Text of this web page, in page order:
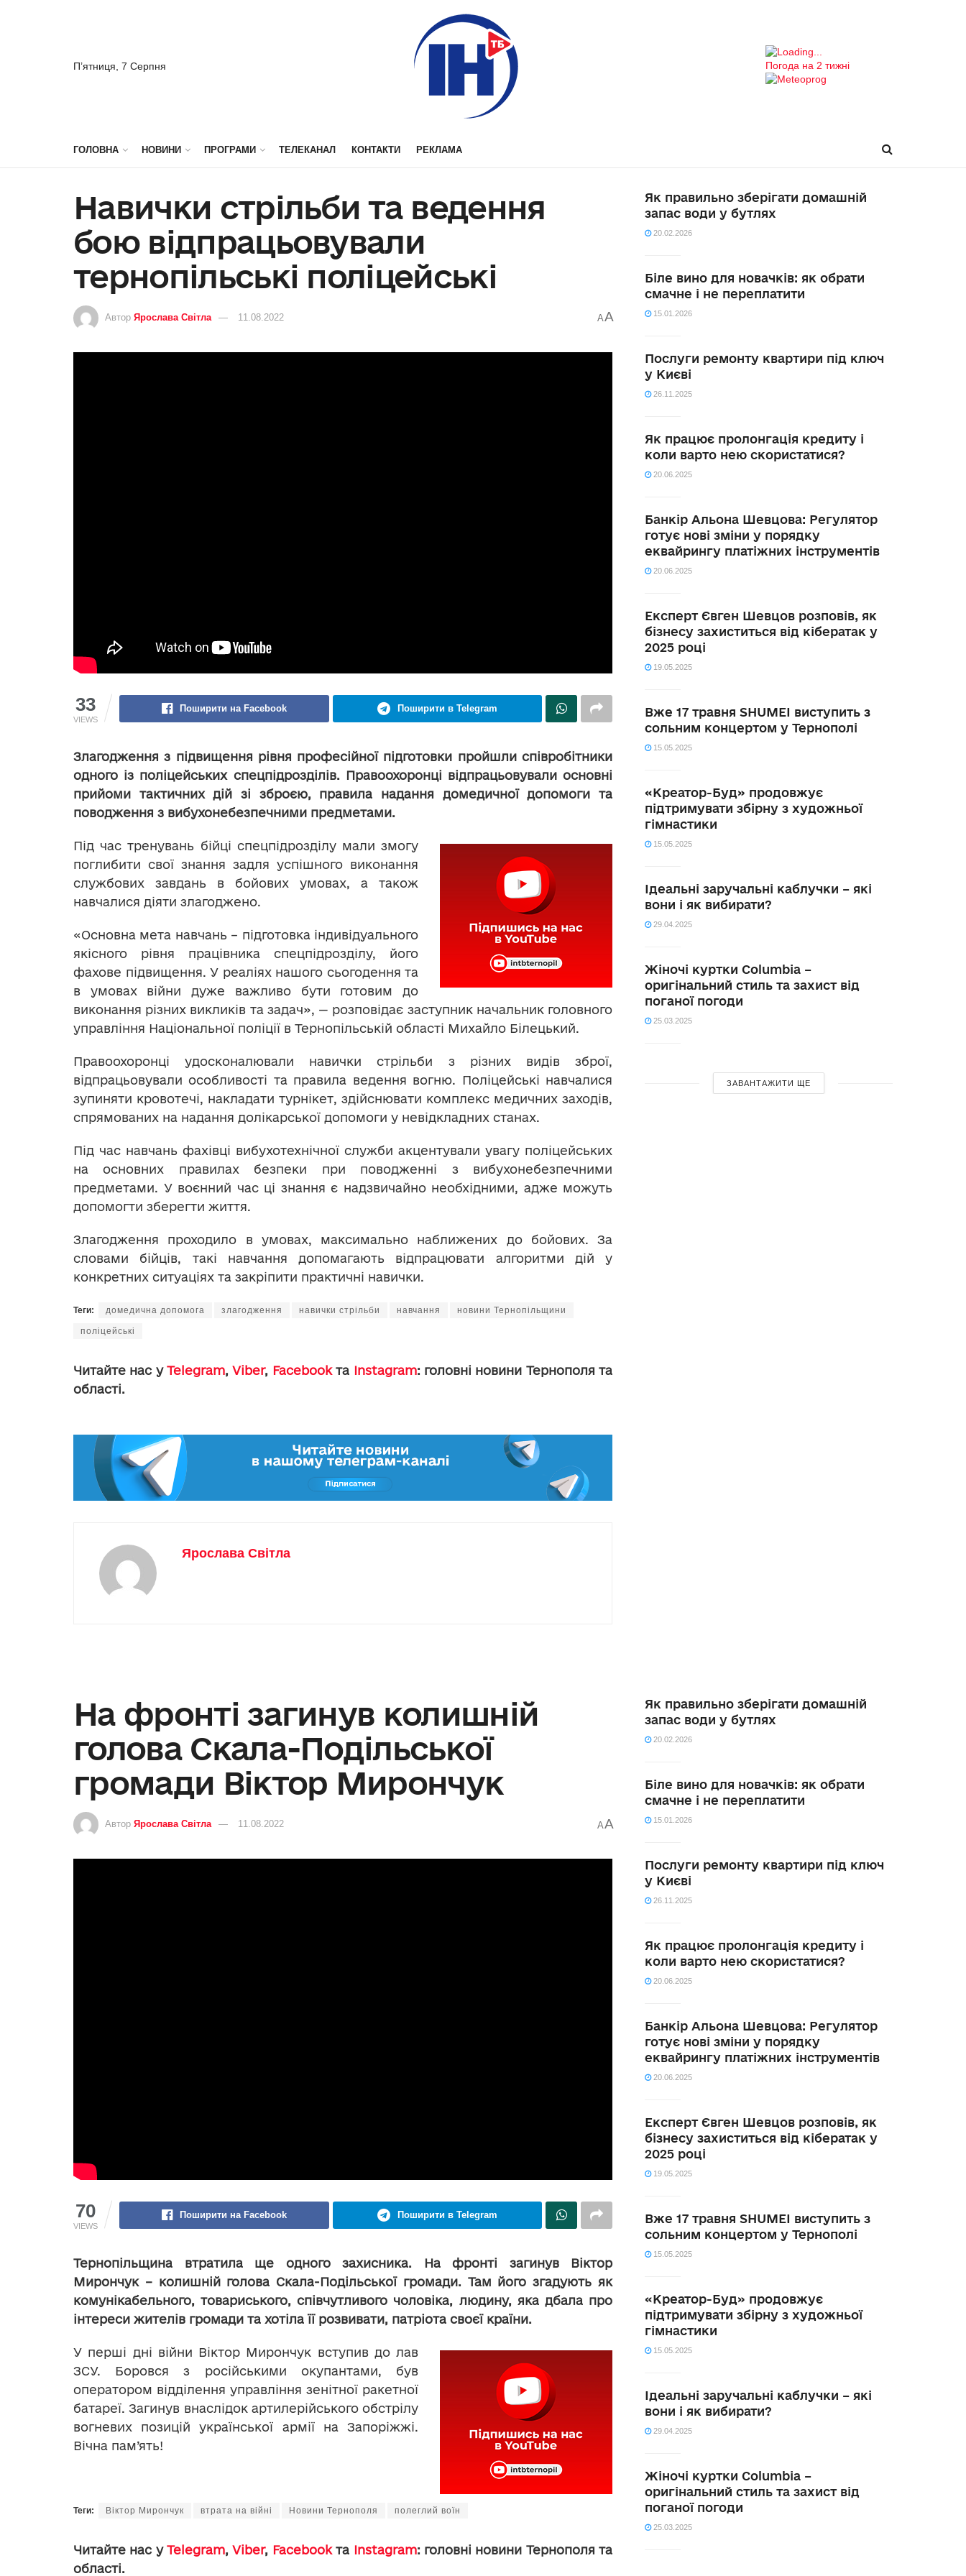
П’ятниця, 7 Серпня Погода на 2 тижні
ГОЛОВНА НОВИНИ ПРОГРАМИ ТЕЛЕКАНАЛ КОНТАКТИ РЕКЛАМА
Навички стрільби та ведення
бою відпрацьовували
тернопільські поліцейські
Автор Ярослава Світла 11.08.2022 AA
33
VIEWS
Поширити на Facebook Поширити в Telegram
Злагодження з підвищення рівня професійної підготовки пройшли співробітники
одного із поліцейських спецпідрозділів. Правоохоронці відпрацьовували основні
прийоми тактичних дій зі зброєю, правила надання домедичної допомоги та
поводження з вибухонебезпечними предметами.
Під час тренувань бійці спецпідрозділу мали змогу
поглибити свої знання задля успішного виконання
службових завдань в бойових умовах, а також
навчалися діяти злагоджено.
«Основна мета навчань – підготовка індивідуального
якісного рівня працівника спецпідрозділу, його
фахове підвищення. У реаліях нашого сьогодення та
в умовах війни дуже важливо бути готовим до
виконання різних викликів та задач», — розповідає заступник начальник головного
управління Національної поліції в Тернопільській області Михайло Білецький.
Правоохоронці удосконалювали навички стрільби з різних видів зброї,
відпрацьовували особливості та правила ведення вогню. Поліцейські навчалися
зупиняти кровотечі, накладати турнікет, здійснювати комплекс медичних заходів,
спрямованих на надання долікарської допомоги у невідкладних станах.
Під час навчань фахівці вибухотехнічної служби акцентували увагу поліцейських
на основних правилах безпеки при поводженні з вибухонебезпечними
предметами. У воєнний час ці знання є надзвичайно необхідними, адже можуть
допомогти зберегти життя.
Злагодження проходило в умовах, максимально наближених до бойових. За
словами бійців, такі навчання допомагають відпрацювати алгоритми дій у
конкретних ситуаціях та закріпити практичні навички.
Теги: домедична допомога злагодження навички стрільби навчання новини Тернопільщини
поліцейські
Читайте нас уTelegram,Viber, Facebookта Instagram: головні новини Тернополя та
області.
Ярослава Світла
Як правильно зберігати домашній
запас води у бутлях
20.02.2026
Біле вино для новачків: як обрати
смачне і не переплатити
15.01.2026
Послуги ремонту квартири під ключ
у Києві
26.11.2025
Як працює пролонгація кредиту і
коли варто нею скористатися?
20.06.2025
Банкір Альона Шевцова: Регулятор
готує нові зміни у порядку
еквайрингу платіжних інструментів
20.06.2025
Експерт Євген Шевцов розповів, як
бізнесу захиститься від кібератак у
2025 році
19.05.2025
Вже 17 травня SHUMEI виступить з
сольним концертом у Тернополі
15.05.2025
«Креатор-Буд» продовжує
підтримувати збірну з художньої
гімнастики
15.05.2025
Ідеальні заручальні каблучки – які
вони і як вибирати?
29.04.2025
Жіночі куртки Columbia –
оригінальний стиль та захист від
поганої погоди
25.03.2025
ЗАВАНТАЖИТИ ЩЕ
На фронті загинув колишній
голова Скала-Подільської
громади Віктор Мирончук
Автор Ярослава Світла 11.08.2022 AA
70
VIEWS
Поширити на Facebook Поширити в Telegram
Тернопільщина втратила ще одного захисника. На фронті загинув Віктор
Мирончук – колишній голова Скала-Подільської громади. Там його згадують як
комунікабельного, товариського, співчутливого чоловіка, людину, яка дбала про
інтереси жителів громади та хотіла її розвивати, патріота своєї країни.
У перші дні війни Віктор Мирончук вступив до лав
ЗСУ. Боровся з російськими окупантами, був
оператором відділення управління зенітної ракетної
батареї. Загинув внаслідок артилерійського обстрілу
вогневих позицій української армії на Запоріжжі.
Вічна пам’ять!
Теги: Віктор Мирончук втрата на війні Новини Тернополя полеглий воїн
Читайте нас уTelegram,Viber, Facebookта Instagram: головні новини Тернополя та
області.
Як правильно зберігати домашній
запас води у бутлях
20.02.2026
Біле вино для новачків: як обрати
смачне і не переплатити
15.01.2026
Послуги ремонту квартири під ключ
у Києві
26.11.2025
Як працює пролонгація кредиту і
коли варто нею скористатися?
20.06.2025
Банкір Альона Шевцова: Регулятор
готує нові зміни у порядку
еквайрингу платіжних інструментів
20.06.2025
Експерт Євген Шевцов розповів, як
бізнесу захиститься від кібератак у
2025 році
19.05.2025
Вже 17 травня SHUMEI виступить з
сольним концертом у Тернополі
15.05.2025
«Креатор-Буд» продовжує
підтримувати збірну з художньої
гімнастики
15.05.2025
Ідеальні заручальні каблучки – які
вони і як вибирати?
29.04.2025
Жіночі куртки Columbia –
оригінальний стиль та захист від
поганої погоди
25.03.2025